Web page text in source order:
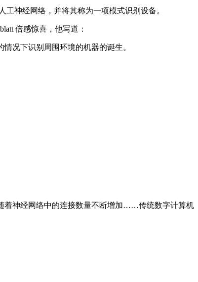
神经网络，并将其称为一项模式识别设备。
倍感惊喜，他写道：
况下识别周围环境的机器的诞生。
着神经网络中的连接数量不断增加……传统数字计算机